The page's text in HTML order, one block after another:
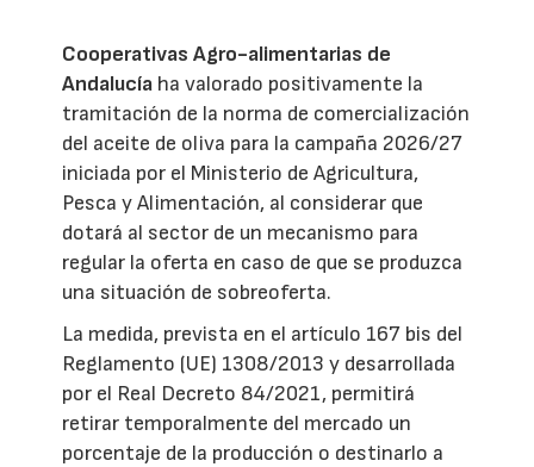
Cooperativas Agro-alimentarias de
Andalucía ha valorado positivamente la
tramitación de la norma de comercialización
del aceite de oliva para la campaña 2026/27
iniciada por el Ministerio de Agricultura,
Pesca y Alimentación, al considerar que
dotará al sector de un mecanismo para
regular la oferta en caso de que se produzca
una situación de sobreoferta.
La medida, prevista en el artículo 167 bis del
Reglamento (UE) 1308/2013 y desarrollada
por el Real Decreto 84/2021, permitirá
retirar temporalmente del mercado un
porcentaje de la producción o destinarlo a